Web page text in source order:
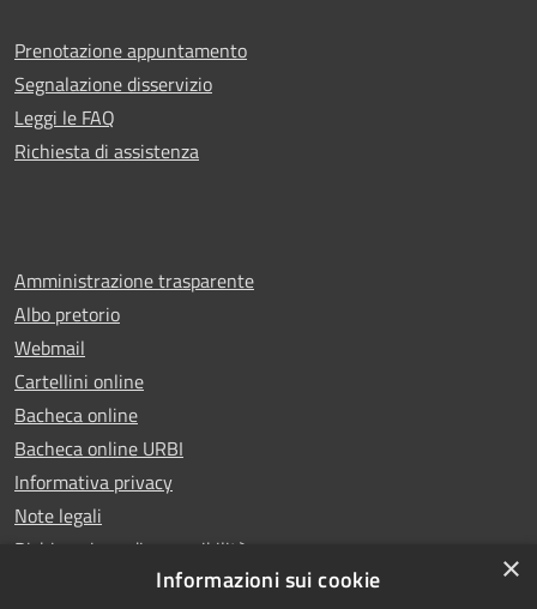
Prenotazione appuntamento
Segnalazione disservizio
Leggi le FAQ
Richiesta di assistenza
Amministrazione trasparente
Albo pretorio
Webmail
Cartellini online
Bacheca online
Bacheca online URBI
Informativa privacy
Note legali
Dichiarazione di accessibilità
×
Informazioni sui cookie